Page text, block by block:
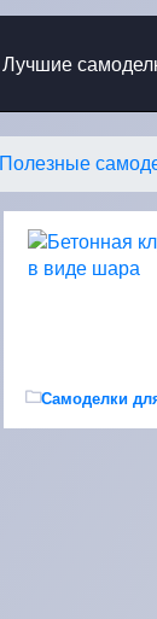
Лучшие
Полезные
Самоделки